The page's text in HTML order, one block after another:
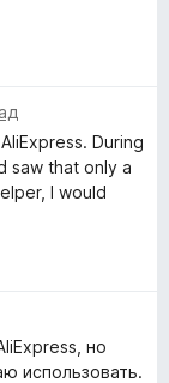
During
saw that only a
I would
но
использовать.